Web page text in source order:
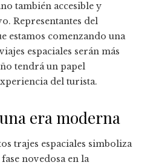
también accesible y
Representantes del
estamos comenzando una
espaciales serán más
tendrá un papel
del turista.
era moderna
trajes espaciales simboliza
novedosa en la